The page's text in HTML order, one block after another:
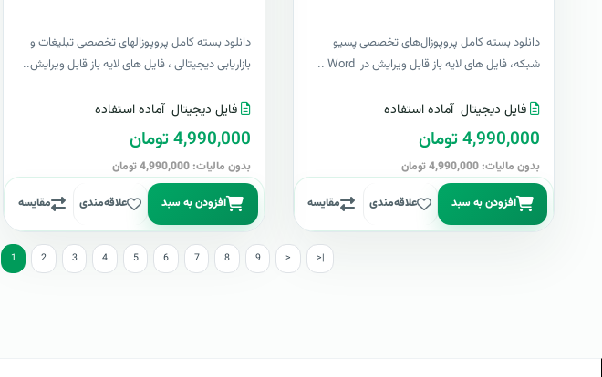
دانلود بسته کامل پروپوزال‌های تخصصی پسیو
شبکه، فایل های لایه باز قابل ویرایش در Word ..
فایل دیجیتال آماده استفاده
4,990,000 تومان
بدون مالیات: 4,990,000 تومان
افزودن به سبد علاقه‌مندی مقایسه
دانلود بسته کامل پروپوزالهای تخصصی تبلیغات و
بازاریابی دیجیتالی ، فایل های لایه باز قابل ویرایش..
فایل دیجیتال آماده استفاده
4,990,000 تومان
بدون مالیات: 4,990,000 تومان
افزودن به سبد علاقه‌مندی مقایسه
1 2 3 4 5 6 7 8 9 > >|